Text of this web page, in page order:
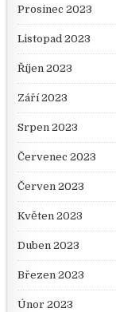
Prosinec 2023
Listopad 2023
Říjen 2023
Září 2023
Srpen 2023
Červenec 2023
Červen 2023
Květen 2023
Duben 2023
Březen 2023
Únor 2023